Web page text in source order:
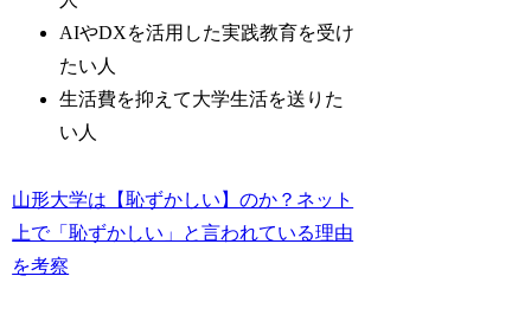
AIやDXを活用した実践教育を受け
たい人
生活費を抑えて大学生活を送りた
い人
山形大学は【恥ずかしい】のか？ネット
上で「恥ずかしい」と言われている理由
を考察